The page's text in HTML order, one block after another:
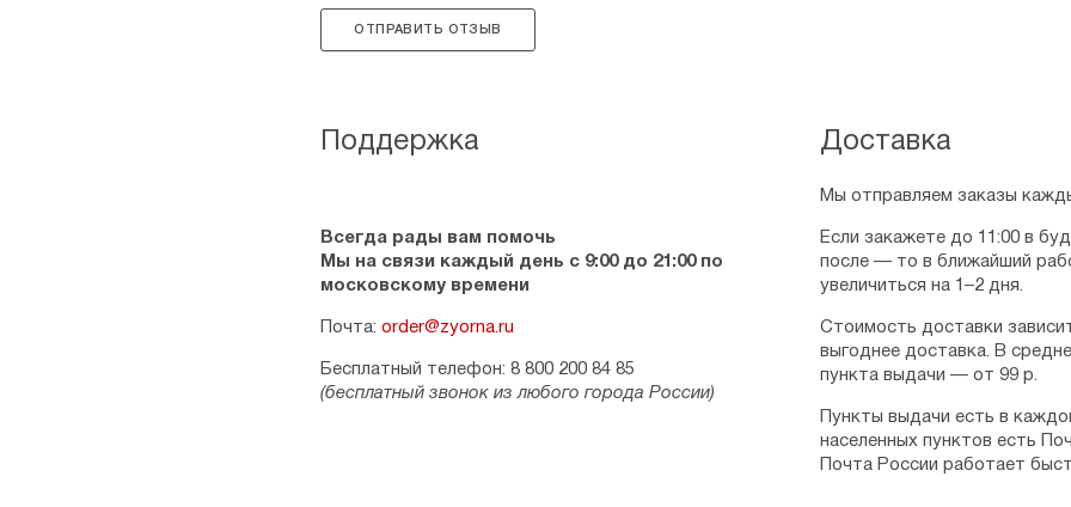
ОТПРАВИТЬ ОТЗЫВ
Поддержка
Всегда рады вам помочь
Мы на связи каждый день с 9:00 до 21:00 по
московскому времени
Почта: order@zyorna.ru
Бесплатный телефон: 8 800 200 84 85
(бесплатный звонок из любого города России)
Доставка
Мы отправляем заказы
Если закажете до 11:00 в
после — то в ближайший
увеличиться на 1–2 дня.
Стоимость доставки
выгоднее доставка. В
пункта выдачи — от 99 р.
Пункты выдачи есть в
населенных пунктов есть
Почта России работает